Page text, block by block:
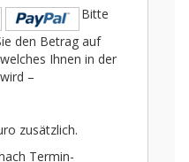
Bitte
den Betrag auf
Ihnen in der
–
zusätzlich.
Termin-